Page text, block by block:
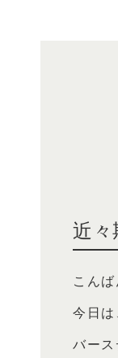
近々
こんば
今日は
バー